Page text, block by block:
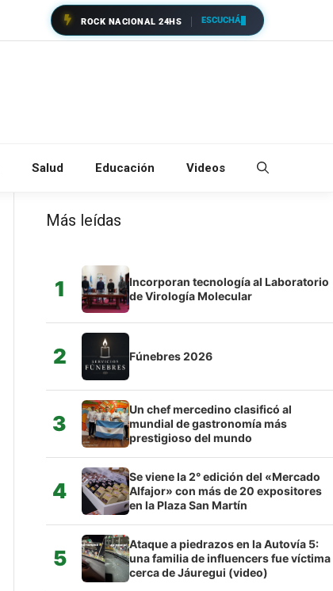
ROCK NACIONAL 24HS ESCUCHÁ
Salud Educación Videos
Más leídas
1
Incorporan tecnología al Laboratorio
de Virología Molecular
2 Fúnebres 2026
3
Un chef mercedino clasificó al
mundial de gastronomía más
prestigioso del mundo
4
Se viene la 2° edición del «Mercado
Alfajor» con más de 20 expositores
en la Plaza San Martín
5
Ataque a piedrazos en la Autovía 5:
una familia de influencers fue víctima
cerca de Jáuregui (video)